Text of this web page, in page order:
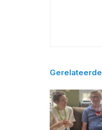
Gerelateerde